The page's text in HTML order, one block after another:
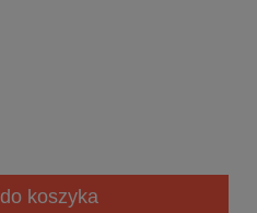
do koszyka